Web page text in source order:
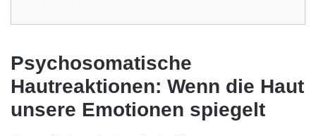
Psychosomatische
Hautreaktionen: Wenn die Haut
unsere Emotionen spiegelt